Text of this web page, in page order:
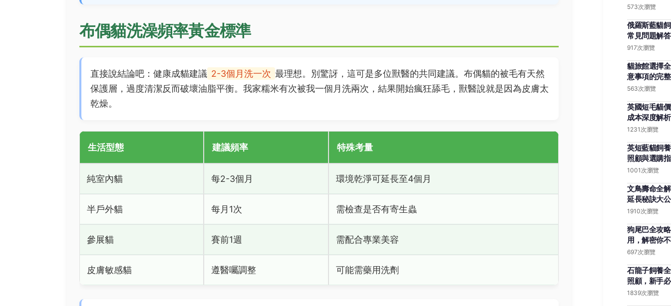
布偶貓洗澡頻率黃金標準
直接說結論吧：健康成貓建議 2-3個月洗一次 最理想。別驚訝，這可是多位獸醫的共同建議。布偶貓的被毛有天然
保護層，過度清潔反而破壞油脂平衡。我家糯米有次被我一個月洗兩次，結果開始瘋狂舔毛，獸醫說就是因為皮膚太
乾燥。
生活型態 建議頻率 特殊考量
純室內貓 每2-3個月 環境乾淨可延長至4個月
半戶外貓 每月1次 需檢查是否有寄生蟲
參展貓 賽前1週 需配合專業美容
皮膚敏感貓 遵醫囑調整 可能需藥用洗劑
573次瀏覽
俄羅斯藍貓
常見問題解答
917次瀏覽
貓旅館選擇
意事項的完
563次瀏覽
英國短毛貓
成本深度解析
1231次瀏覽
英短藍貓飼
照顧與選購
1001次瀏覽
文鳥壽命全
延長秘訣大
1910次瀏覽
狗尾巴全攻
用，解密你
697次瀏覽
石龍子飼養
照顧，新手
1839次瀏覽